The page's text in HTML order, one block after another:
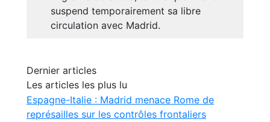
suspend temporairement sa libre
circulation avec Madrid.
Dernier articles
Les articles les plus lu
Espagne-Italie : Madrid menace Rome de
représailles sur les contrôles frontaliers